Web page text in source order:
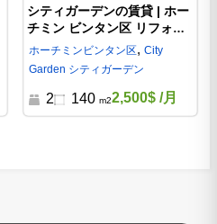
シティガーデンの賃貸 | ホー
チミン ビンタン区 リフォー
ム物件、 2ベッドのコンドミ
ニアム 2500USD
ホーチミン ビンタン区, City
Garden シティガーデン
2 140 m22,500$ /月